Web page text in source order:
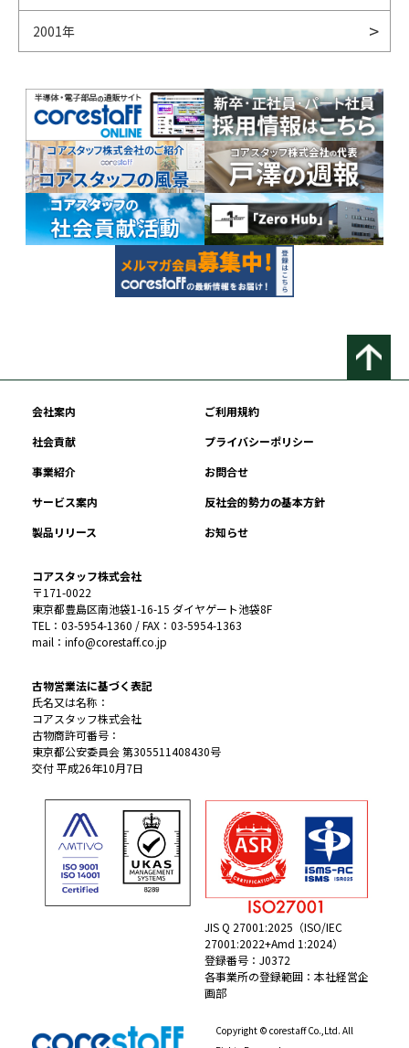
2001年
会社案内
ご利用規約
社会貢献
プライバシーポリシー
事業紹介
お問合せ
サービス案内
反社会的勢力の基本方針
製品リリース
お知らせ
コアスタッフ株式会社
〒171-0022
東京都豊島区南池袋1-16-15 ダイヤゲート池袋8F
TEL：03-5954-1360 / FAX：03-5954-1363
mail：info@corestaff.co.jp
古物営業法に基づく表記
氏名又は名称：
コアスタッフ株式会社
古物商許可番号：
東京都公安委員会 第305511408430号
交付 平成26年10月7日
JIS Q 27001:2025（ISO/IEC
27001:2022+Amd 1:2024）
登録番号：J0372
各事業所の登録範囲：本社経営企
画部
Copyright © corestaff Co.,Ltd. All